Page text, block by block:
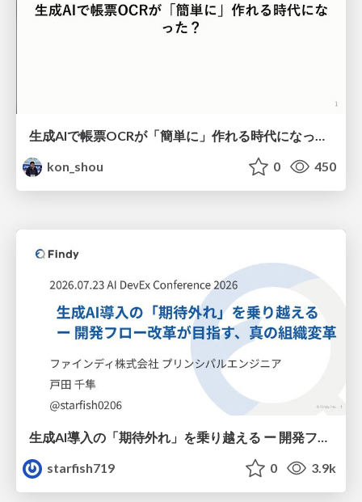
生成AIで帳票OCRが「簡単に」作れる時代になった？
kon_shou
0 450
starfish719
0 3.9k